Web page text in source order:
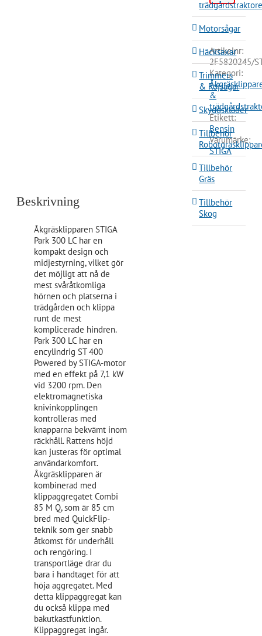
Artikelnr:
2F5820245/
Kategori:
&
Etikett:
Bensin
Varumärke:
STIGA
Beskrivning
Åkgräsklipparen STIGA
Park 300 LC har en
kompakt design och
midjestyrning, vilket gör
det möjligt att nå de
mest svåråtkomliga
hörnen och platserna i
trädgården och klippa
runt de mest
komplicerade hindren.
Park 300 LC har en
encylindrig ST 400
Powered by STIGA-motor
med en effekt på 7,1 kW
vid 3200 rpm. Den
elektromagnetiska
knivinkopplingen
kontrolleras med
knapparna bekvämt inom
räckhåll. Rattens höjd
kan justeras för optimal
användarkomfort.
Åkgräsklipparen är
kombinerad med
klippaggregatet Combi
85 M Q, som är 85 cm
bred med QuickFlip-
teknik som ger snabb
åtkomst för underhåll
och rengöring. I
transportläge drar du
bara i handtaget för att
höja aggregatet. Med
detta klippaggregat kan
du också klippa med
bakutkastfunktion.
Klippaggregat ingår.
Motorsågar
Häcksaxar
Trimmers
& Röjsågar
Skyddskläder
Tillbehör
Tillbehör
Gräs
Tillbehör
Skog